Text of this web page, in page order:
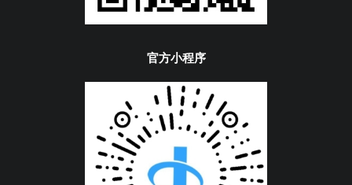
官方小程序